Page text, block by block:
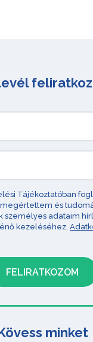
Tájékoztatóban
és
személyes adataim
kezeléséhez.
minket